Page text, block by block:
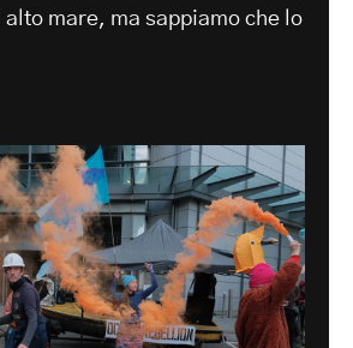
alto mare, ma sappiamo che lo